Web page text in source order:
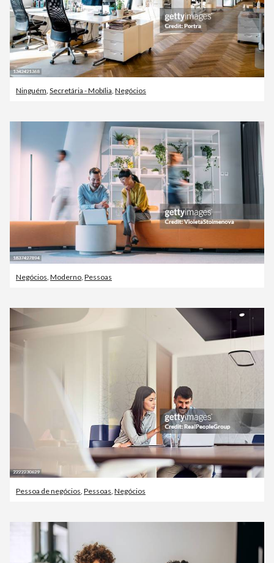
Ninguém Secretária - Mobília Negócios
Negócios, Moderno, Pessoas
Pessoa de negócios, Pessoas, Negócios